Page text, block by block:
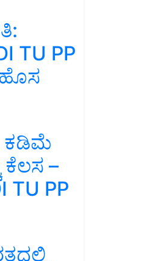
TU PP
ಕಡಿಮೆ
–
TU PP